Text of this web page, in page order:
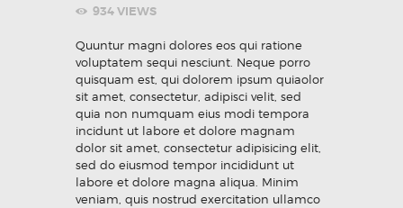
934VIEWS
Quuntur magni dolores eos qui ratione
voluptatem sequi nesciunt. Neque porro
quisquam est, qui dolorem ipsum quiaolor
sit amet, consectetur, adipisci velit, sed
quia non numquam eius modi tempora
incidunt ut labore et dolore magnam
dolor sit amet, consectetur adipisicing elit,
sed do eiusmod tempor incididunt ut
labore et dolore magna aliqua. Minim
veniam, quis nostrud exercitation ullamco